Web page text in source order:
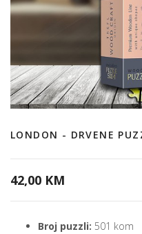
LONDON - DRVENE
42,00 KM
Broj puzzli: 501 kom